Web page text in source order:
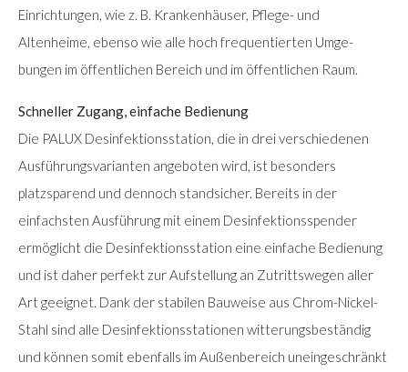
Einrichtungen, wie z. B. Krankenhäuser, Pflege- und
Altenheime, ebenso wie alle hoch frequentierten Umge-
bungen im öffentlichen Bereich und im öffentlichen Raum.
Schneller Zugang, einfache Bedienung
Die PALUX Desinfektionsstation, die in drei verschiedenen
Ausführungsvarianten angeboten wird, ist besonders
platzsparend und dennoch standsicher. Bereits in der
einfachsten Ausführung mit einem Desinfektionsspender
ermöglicht die Desinfektionsstation eine einfache Bedienung
und ist daher perfekt zur Aufstellung an Zutrittswegen aller
Art geeignet. Dank der stabilen Bauweise aus Chrom-Nickel-
Stahl sind alle Desinfektionsstationen witterungsbeständig
und können somit ebenfalls im Außenbereich uneingeschränkt